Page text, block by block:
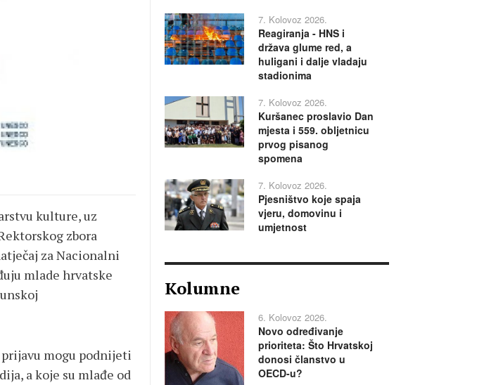
kulture, uz
zbora
za Nacionalni
mlade hrvatske
prijavu mogu podnijeti
a koje su mlađe od
7. Kolovoz 2026.
Reagiranja - HNS i
država glume red, a
huligani i dalje vladaju
stadionima
7. Kolovoz 2026.
Kuršanec proslavio Dan
mjesta i 559. obljetnicu
prvog pisanog
spomena
7. Kolovoz 2026.
Pjesništvo koje spaja
vjeru, domovinu i
umjetnost
Kolumne
6. Kolovoz 2026.
Novo određivanje
prioriteta: Što Hrvatskoj
donosi članstvo u
OECD-u?